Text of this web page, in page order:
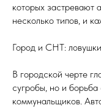
которых застревают
несколько типов, и
Город и СНТ:
В городской черте
сугробы, но и
коммунальщиков.